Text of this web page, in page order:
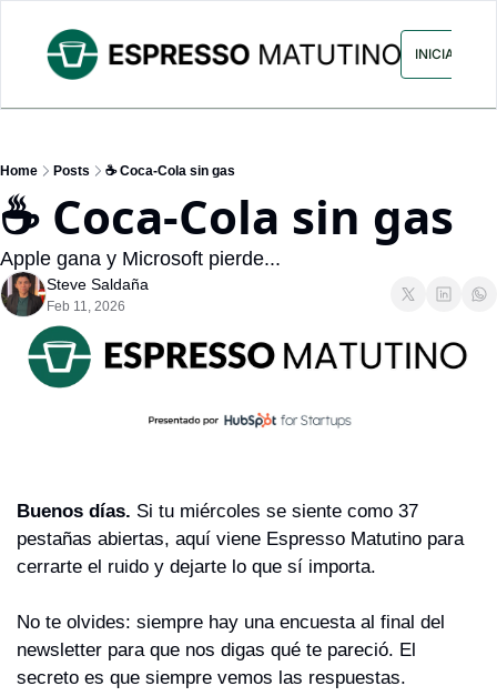
ARCHIVO ANUNCIA CON
INICIAR
Home Posts ☕ Coca-Cola sin gas
☕ Coca-Cola sin gas
Apple gana y Microsoft pierde...
Steve Saldaña
Feb 11, 2026
Buenos días. Si tu miércoles se siente como 37
pestañas abiertas, aquí viene Espresso Matutino para
cerrarte el ruido y dejarte lo que sí importa.
No te olvides: siempre hay una encuesta al final del
newsletter para que nos digas qué te pareció. El
secreto es que siempre vemos las respuestas.